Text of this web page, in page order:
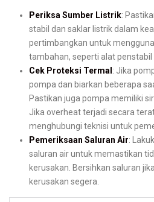
Periksa Sumber Listrik:
stabil dan saklar listrik dalam
pertimbangkan untuk
tambahan, seperti alat penstabil
Cek Proteksi Termal : Jika
pompa dan biarkan beberapa
Pastikan juga pompa memiliki
Jika overheat terjadi secara
menghubungi teknisi untuk
Pemeriksaan Saluran Air:
saluran air untuk memastikan
kerusakan. Bersihkan saluran
kerusakan segera.